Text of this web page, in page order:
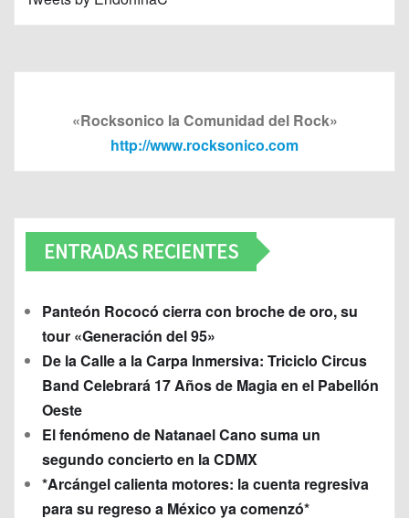
«Rocksonico la Comunidad del Rock»
http://www.rocksonico.com
ENTRADAS RECIENTES
Panteón Rococó cierra con broche de oro, su
tour «Generación del 95»
De la Calle a la Carpa Inmersiva: Triciclo Circus
Band Celebrará 17 Años de Magia en el Pabellón
Oeste
El fenómeno de Natanael Cano suma un
segundo concierto en la CDMX
*Arcángel calienta motores: la cuenta regresiva
para su regreso a México ya comenzó*